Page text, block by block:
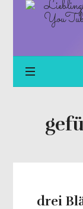
Rezepte
und
YouTube
Kanal
Ihren
drei